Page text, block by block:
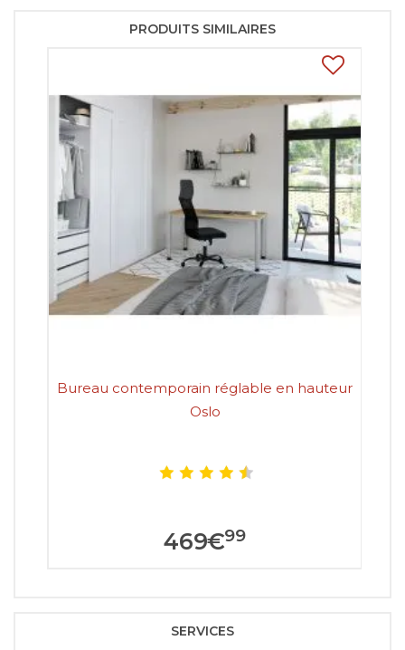
PRODUITS SIMILAIRES
Bureau contemporain réglable en hauteur
Oslo
469€99
SERVICES